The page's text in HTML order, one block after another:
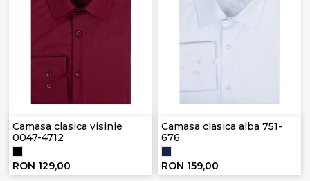
Camasa clasica visinie
0047-4712
RON 129,00
Camasa clasica alba 751-
676
RON 159,00